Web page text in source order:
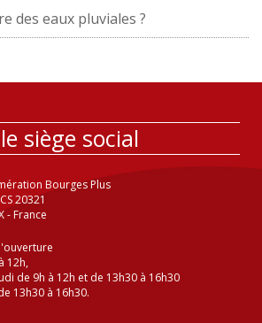
des eaux pluviales ?
siège social
Bourges Plus
20321
- France
12h,
de 9h à 12h et de 13h30 à 16h30
13h30 à 16h30.